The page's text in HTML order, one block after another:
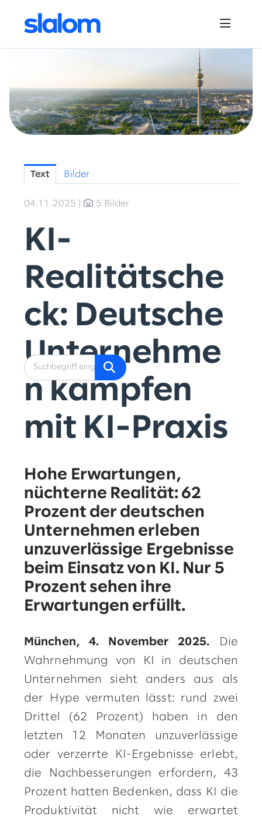
Downloads
Bildmaterial
Text Bilder
04.11.2025 5 Bilder
KI-
Realitätsche
ck: Deutsche
Unternehme
n kämpfen
mit KI-Praxis
Hohe Erwartungen,
nüchterne Realität: 62
Prozent der deutschen
Unternehmen erleben
unzuverlässige Ergebnisse
beim Einsatz von KI. Nur 5
Prozent sehen ihre
Erwartungen erfüllt.
München, 4. November 2025.Die
Wahrnehmung von KI in deutschen
Unternehmen sieht anders aus als
der Hype vermuten lässt: rund zwei
Drittel (62 Prozent) haben in den
letzten 12 Monaten unzuverlässige
oder verzerrte KI-Ergebnisse erlebt,
die Nachbesserungen erfordern, 43
Prozent hatten Bedenken, dass KI die
Produktivität nicht wie erwartet